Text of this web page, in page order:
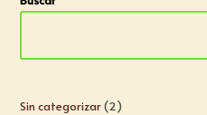
Sin categorizar 2